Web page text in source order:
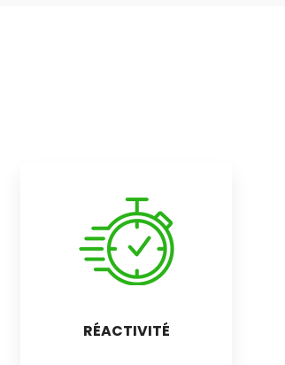
RÉACTIVITÉ